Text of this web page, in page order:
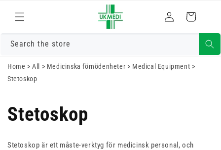
innehåll
in
Varukorg
Search the store
Home >All > Medicinska förnödenheter > Medical Equipment >
Stetoskop
Stetoskop
Stetoskop är ett måste-verktyg för medicinsk personal, och